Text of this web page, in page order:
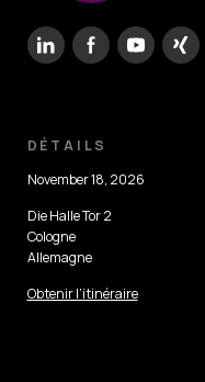
DÉTAILS
November 18, 2026
Die Halle Tor 2
Cologne
Allemagne
Obtenir l’itinéraire